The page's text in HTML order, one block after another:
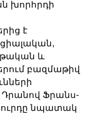
խորհրդի
է
և
բազմաթիվ
Դրանով Ֆրանս-
նպատակ